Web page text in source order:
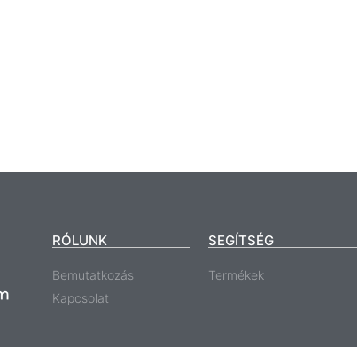
RÓLUNK
Bemutatkozás
Kapcsolat
SEGÍTSÉG
Termékek